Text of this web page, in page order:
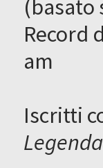
Record
am
Iscritti